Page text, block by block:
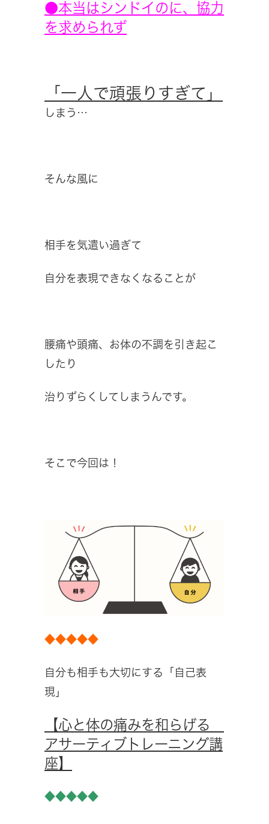
●本当はシンドイのに、協力
を求められず
「一人で頑張りすぎて」
しまう…
そんな風に
相手を気遣い過ぎて
自分を表現できなくなることが
腰痛や頭痛、お体の不調を引き起こ
したり
治りずらくしてしまうんです。
そこで今回は！
◆◆◆◆◆
自分も相手も大切にする「自己表
現」
【心と体の痛みを和らげる
アサーティブトレーニング講
座】
◆◆◆◆◆